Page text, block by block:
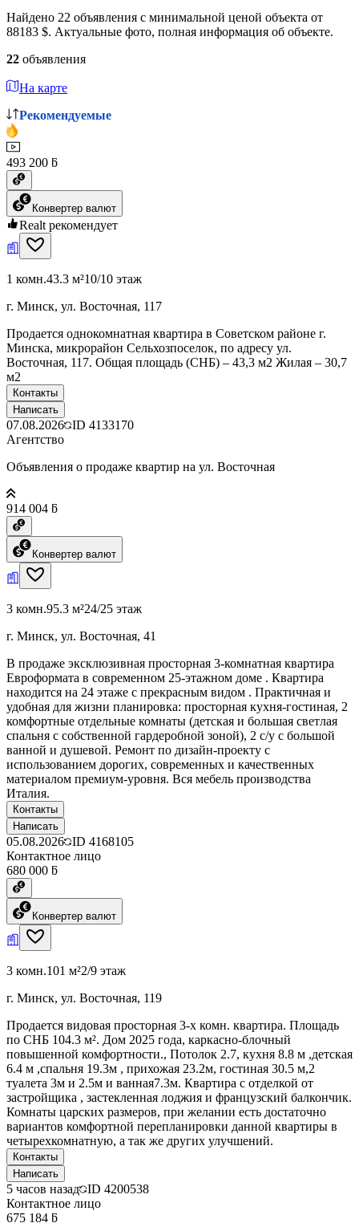
Найдено 22 объявления с минимальной ценой объекта от
88183 $. Актуальные фото, полная информация об объекте.
22 объявления
На карте
Рекомендуемые
493 200 ƃ
Конвертер валют
Realt рекомендует
1 комн.43.3 м²10/10 этаж
г. Минск, ул. Восточная, 117
Продается однокомнатная квартира в Советском районе г.
Минска, микрорайон Сельхозпоселок, по адресу ул.
Восточная, 117. Общая площадь (СНБ) – 43,3 м2 Жилая – 30,7
м2
Контакты
Написать
07.08.2026 ID 4133170
Агентство
Объявления о продаже квартир на ул. Восточная
914 004 ƃ
Конвертер валют
3 комн.95.3 м²24/25 этаж
г. Минск, ул. Восточная, 41
В продаже эксклюзивная просторная 3-комнатная квартира
Евроформата в современном 25-этажном доме . Квартира
находится на 24 этаже с прекрасным видом . Практичная и
удобная для жизни планировка: просторная кухня-гостиная, 2
комфортные отдельные комнаты (детская и большая светлая
спальня с собственной гардеробной зоной), 2 с/у с большой
ванной и душевой. Ремонт по дизайн-проекту с
использованием дорогих, современных и качественных
материалом премиум-уровня. Вся мебель производства
Италия.
Контакты
Написать
05.08.2026 ID 4168105
Контактное лицо
680 000 ƃ
Конвертер валют
3 комн.101 м²2/9 этаж
г. Минск, ул. Восточная, 119
Продается видовая просторная 3-х комн. квартира. Площадь
по СНБ 104.3 м². Дом 2025 года, каркасно-блочный
повышенной комфортности., Потолок 2.7, кухня 8.8 м ,детская
6.4 м ,спальня 19.3м , прихожая 23.2м, гостиная 30.5 м,2
туалета 3м и 2.5м и ванная7.3м. Квартира с отделкой от
застройщика , застекленная лоджия и французский балкончик.
Комнаты царских размеров, при желании есть достаточно
вариантов комфортной перепланировки данной квартиры в
четырехкомнатную, а так же других улучшений.
Контакты
Написать
5 часов назад ID 4200538
Контактное лицо
675 184 ƃ